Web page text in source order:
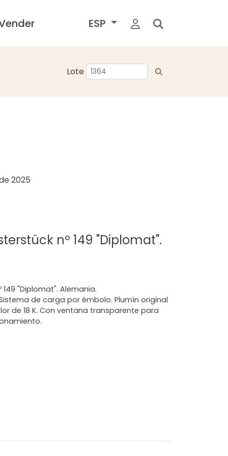
ESP
Lote
2025
nº 149 "Diplomat".
149 "Diplomat". Alemania.
de carga por émbolo. Plumín original
de 18 K. Con ventana transparente para